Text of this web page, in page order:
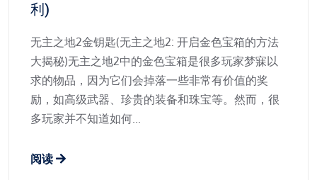
利)
无主之地2金钥匙(无主之地2: 开启金色宝箱的方法
大揭秘)无主之地2中的金色宝箱是很多玩家梦寐以
求的物品，因为它们会掉落一些非常有价值的奖
励，如高级武器、珍贵的装备和珠宝等。然而，很
多玩家并不知道如何...
阅读